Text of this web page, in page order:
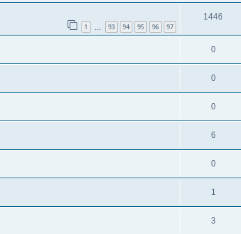
1 93 94 95 96 97
1446
0
0
0
6
0
1
3